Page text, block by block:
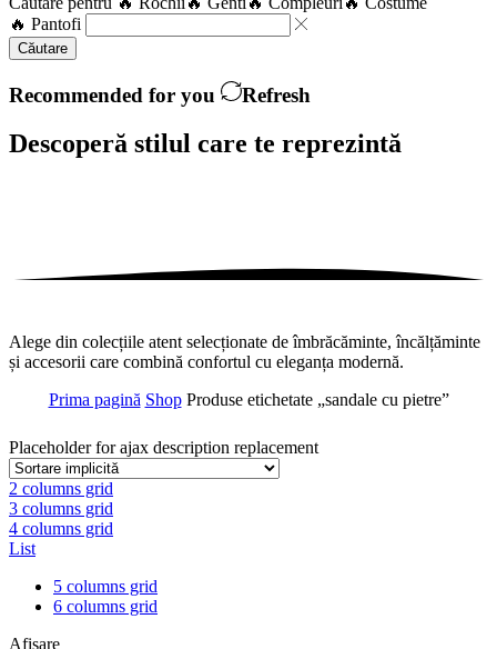
🔥 Pantofi
Căutare
Recommended for you Refresh
Descoperă stilul care te reprezintă
Alege din colecțiile atent selecționate de îmbrăcăminte, încălțăminte
și accesorii care combină confortul cu eleganța modernă.
Prima pagină Shop Produse etichetate „sandale cu pietre”
Placeholder for ajax description replacement
2 columns grid
3 columns grid
4 columns grid
List
5 columns grid
6 columns grid
Afişare